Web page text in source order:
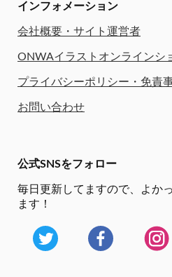
インフォメーション
会社概要・サイト運営者
ONWAイラストオンラインシ
プライバシーポリシー・免責
お問い合わせ
公式SNSをフォロー
毎日更新してますので、
よか
ます！